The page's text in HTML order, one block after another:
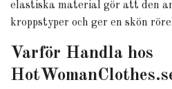
elastiska material gör att den
kroppstyper och ger en skön
Varför Handla hos